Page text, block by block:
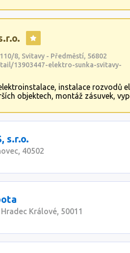
a ochrany zdraví při
a routerů. Služby po celé ČR.
plnění povinnosti zaměstnávat
8, Svitavy - Předměstí, 56802
13903447-elektro-sunka-svitavy-
instalace rozvodů
objektech, montáž zásuvek,
systémy, datové sítě, TV, audio,
a přípojek, pouliční osvětlení,
s.r.o.
40502
Králové, 50011